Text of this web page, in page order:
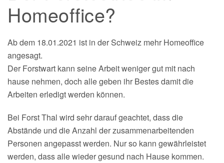
Homeoffice?
Ab dem 18.01.2021 ist in der Schweiz mehr Homeoffice
angesagt.
Der Forstwart kann seine Arbeit weniger gut mit nach
hause nehmen, doch alle geben ihr Bestes damit die
Arbeiten erledigt werden können.
Bei Forst Thal wird sehr darauf geachtet, dass die
Abstände und die Anzahl der zusammenarbeitenden
Personen angepasst werden. Nur so kann gewährleistet
werden, dass alle wieder gesund nach Hause kommen.